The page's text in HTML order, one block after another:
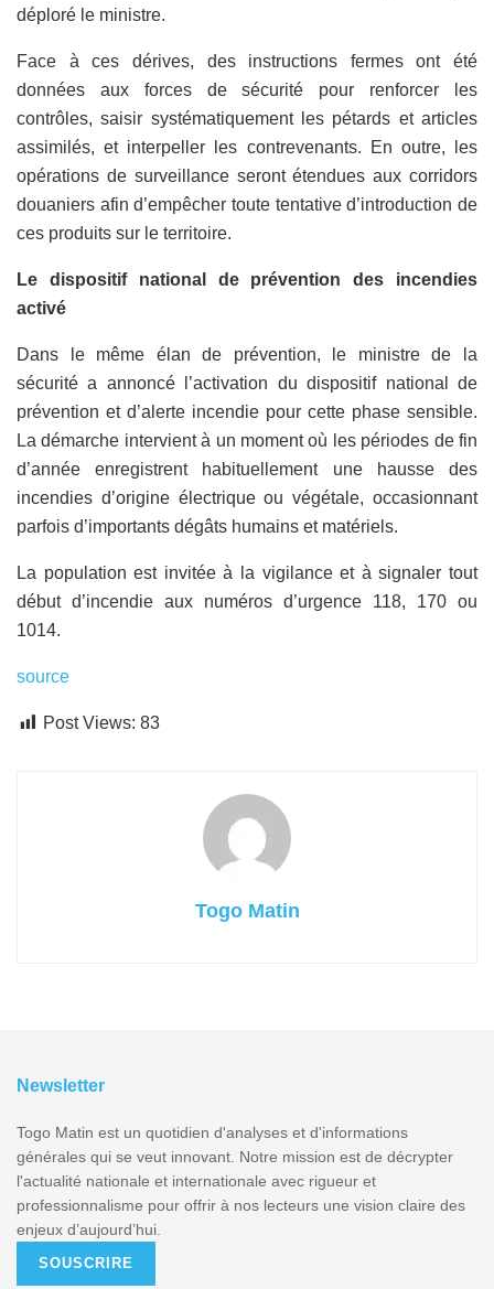
déploré le ministre.
Face à ces dérives, des instructions fermes ont été
données aux forces de sécurité pour renforcer les
contrôles, saisir systématiquement les pétards et articles
assimilés, et interpeller les contrevenants. En outre, les
opérations de surveillance seront étendues aux corridors
douaniers afin d’empêcher toute tentative d’introduction de
ces produits sur le territoire.
Le dispositif national de prévention des incendies
activé
Dans le même élan de prévention, le ministre de la
sécurité a annoncé l’activation du dispositif national de
prévention et d’alerte incendie pour cette phase sensible.
La démarche intervient à un moment où les périodes de fin
d’année enregistrent habituellement une hausse des
incendies d’origine électrique ou végétale, occasionnant
parfois d’importants dégâts humains et matériels.
La population est invitée à la vigilance et à signaler tout
début d’incendie aux numéros d’urgence 118, 170 ou
1014.
source
Post Views: 83
Togo Matin
Newsletter
Togo Matin est un quotidien d'analyses et d'informations
générales qui se veut innovant. Notre mission est de décrypter
l'actualité nationale et internationale avec rigueur et
professionnalisme pour offrir à nos lecteurs une vision claire des
enjeux d’aujourd’hui.
SOUSCRIRE